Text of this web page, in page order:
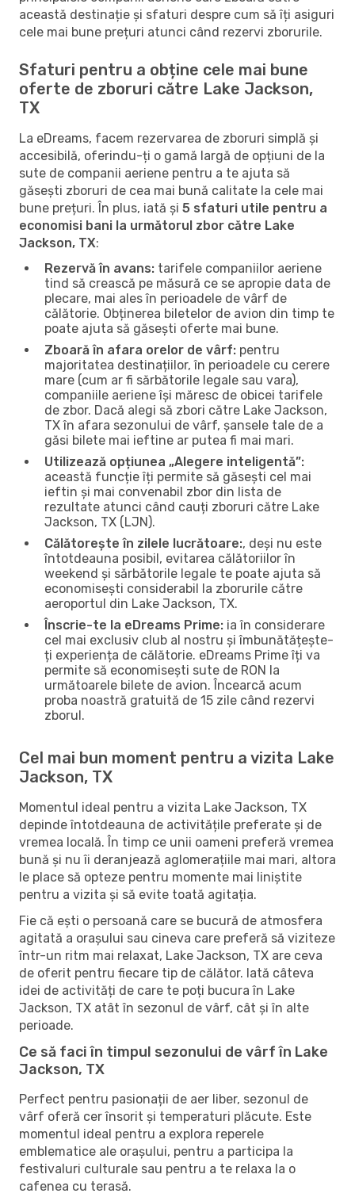
această destinație și sfaturi despre cum să îți asiguri
cele mai bune prețuri atunci când rezervi zborurile.
Sfaturi pentru a obține cele mai bune
oferte de zboruri către Lake Jackson,
TX
La eDreams, facem rezervarea de zboruri simplă și
accesibilă, oferindu-ți o gamă largă de opțiuni de la
sute de companii aeriene pentru a te ajuta să
găsești zboruri de cea mai bună calitate la cele mai
bune prețuri. În plus, iată și 5 sfaturi utile pentru a
economisi bani la următorul zbor către Lake
Jackson, TX:
Rezervă în avans: tarifele companiilor aeriene
tind să crească pe măsură ce se apropie data de
plecare, mai ales în perioadele de vârf de
călătorie. Obținerea biletelor de avion din timp te
poate ajuta să găsești oferte mai bune.
Zboară în afara orelor de vârf: pentru
majoritatea destinațiilor, în perioadele cu cerere
mare (cum ar fi sărbătorile legale sau vara),
companiile aeriene își măresc de obicei tarifele
de zbor. Dacă alegi să zbori către Lake Jackson,
TX în afara sezonului de vârf, șansele tale de a
găsi bilete mai ieftine ar putea fi mai mari.
Utilizează opțiunea „Alegere inteligentă”:
această funcție îți permite să găsești cel mai
ieftin și mai convenabil zbor din lista de
rezultate atunci când cauți zboruri către Lake
Jackson, TX (LJN).
Călătorește în zilele lucrătoare:, deși nu este
întotdeauna posibil, evitarea călătoriilor în
weekend și sărbătorile legale te poate ajuta să
economisești considerabil la zborurile către
aeroportul din Lake Jackson, TX.
Înscrie-te la eDreams Prime: ia în considerare
cel mai exclusiv club al nostru și îmbunătățește-
ți experiența de călătorie. eDreams Prime îți va
permite să economisești sute de RON la
următoarele bilete de avion. Încearcă acum
proba noastră gratuită de 15 zile când rezervi
zborul.
Cel mai bun moment pentru a vizita Lake
Jackson, TX
Momentul ideal pentru a vizita Lake Jackson, TX
depinde întotdeauna de activitățile preferate și de
vremea locală. În timp ce unii oameni preferă vremea
bună și nu îi deranjează aglomerațiile mai mari, altora
le place să opteze pentru momente mai liniștite
pentru a vizita și să evite toată agitația.
Fie că ești o persoană care se bucură de atmosfera
agitată a orașului sau cineva care preferă să viziteze
într-un ritm mai relaxat, Lake Jackson, TX are ceva
de oferit pentru fiecare tip de călător. Iată câteva
idei de activități de care te poți bucura în Lake
Jackson, TX atât în ​​sezonul de vârf, cât și în alte
perioade.
Ce să faci în timpul sezonului de vârf în Lake
Jackson, TX
Perfect pentru pasionații de aer liber, sezonul de
vârf oferă cer însorit și temperaturi plăcute. Este
momentul ideal pentru a explora reperele
emblematice ale orașului, pentru a participa la
festivaluri culturale sau pentru a te relaxa la o
cafenea cu terasă.